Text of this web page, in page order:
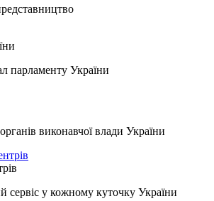
парламенту України
виконавчої влади України
сервіс у кожному куточку України